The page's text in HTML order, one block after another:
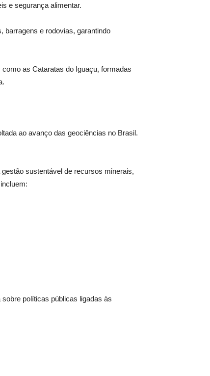
e segurança alimentar.
barragens e rodovias, garantindo
as Cataratas do Iguaçu, formadas
ao avanço das geociências no Brasil.
sustentável de recursos minerais,
políticas públicas ligadas às